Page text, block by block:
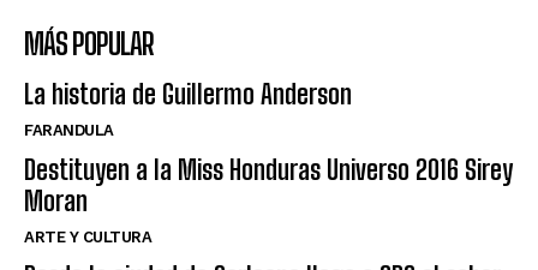
MÁS POPULAR
La historia de Guillermo Anderson
FARANDULA
Destituyen a la Miss Honduras Universo 2016 Sirey
Moran
ARTE Y CULTURA